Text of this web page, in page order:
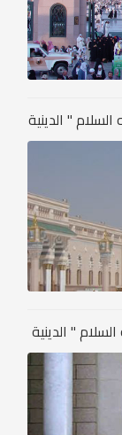
" الدينية
" الدينية